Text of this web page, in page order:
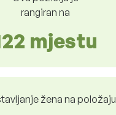
rangiran na
mjestu
žena na položaju